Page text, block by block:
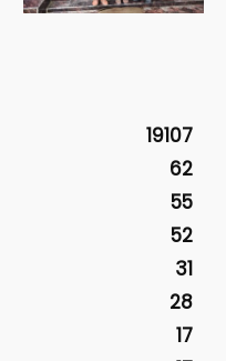
19107
62
55
52
31
28
17